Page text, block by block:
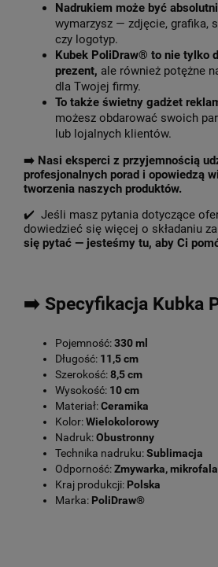
Nadrukiem może być
wymarzysz — zdjęcie, grafika,
czy logotyp.
Kubek PoliDraw® to nie tylko
prezent, ale również potężne
dla Twojej firmy.
To także świetny gadżet
możesz obdarować swoich
lub lojalnych klientów.
➡️ Nasi eksperci z przyjemnością
profesjonalnych porad i opowiedzą
tworzenia naszych produktów.
✔️ Jeśli masz pytania dotyczące
dowiedzieć się więcej o składaniu
się pytać — jesteśmy tu, aby Ci
➡️ Specyfikacja Kubka
Pojemność:330 ml
Długość: 11,5 cm
Szerokość:8,5 cm
Wysokość: 10 cm
Materiał:Ceramika
Kolor:Wielokolorowy
Nadruk:Obustronny
Technika nadruku:Sublimacja
Odporność:Zmywarka, mikrofala
Kraj produkcji: Polska
Marka: PoliDraw®